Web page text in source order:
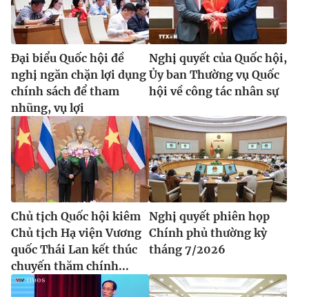
Đại biểu Quốc hội đề
nghị ngăn chặn lợi dụng
chính sách để tham
nhũng, vụ lợi
Nghị quyết của Quốc hội,
Ủy ban Thường vụ Quốc
hội về công tác nhân sự
Chủ tịch Quốc hội kiêm
Chủ tịch Hạ viện Vương
quốc Thái Lan kết thúc
chuyến thăm chính...
Nghị quyết phiên họp
Chính phủ thường kỳ
tháng 7/2026